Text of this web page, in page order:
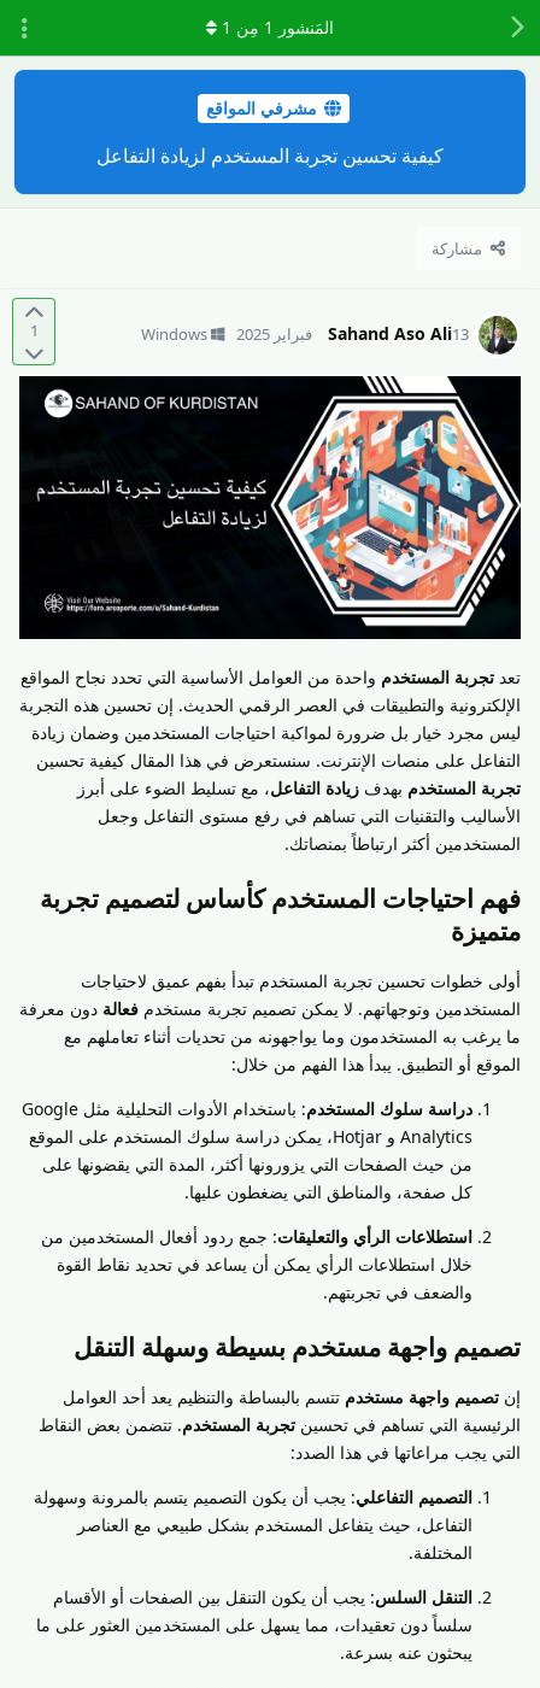
مشرفي المواقع
كيفية تحسين تجربة المستخدم لزيادة التفاعل
مشاركة
المَنشور 1 مِن 1
1 Sahand Aso Ali13 فبراير 2025 Windows
تعد تجربة المستخدم واحدة من العوامل الأساسية التي تحدد نجاح المواقع
الإلكترونية والتطبيقات في العصر الرقمي الحديث. إن تحسين هذه التجربة
ليس مجرد خيار بل ضرورة لمواكبة احتياجات المستخدمين وضمان زيادة
التفاعل على منصات الإنترنت. سنستعرض في هذا المقال كيفية تحسين
تجربة المستخدم بهدف زيادة التفاعل، مع تسليط الضوء على أبرز
الأساليب والتقنيات التي تساهم في رفع مستوى التفاعل وجعل
المستخدمين أكثر ارتباطاً بمنصاتك.
فهم احتياجات المستخدم كأساس لتصميم تجربة
متميزة
أولى خطوات تحسين تجربة المستخدم تبدأ بفهم عميق لاحتياجات
المستخدمين وتوجهاتهم. لا يمكن تصميم تجربة مستخدم فعالة دون معرفة
ما يرغب به المستخدمون وما يواجهونه من تحديات أثناء تعاملهم مع
الموقع أو التطبيق. يبدأ هذا الفهم من خلال:
دراسة سلوك المستخدم
: باستخدام الأدوات التحليلية مثل Google
Analytics و Hotjar، يمكن دراسة سلوك المستخدم على الموقع
من حيث الصفحات التي يزورونها أكثر، المدة التي يقضونها على
كل صفحة، والمناطق التي يضغطون عليها.
استطلاعات الرأي والتعليقات: جمع ردود أفعال المستخدمين من
خلال استطلاعات الرأي يمكن أن يساعد في تحديد نقاط القوة
والضعف في تجربتهم.
تصميم واجهة مستخدم بسيطة وسهلة التنقل
إن تصميم واجهة مستخدم تتسم بالبساطة والتنظيم يعد أحد العوامل
الرئيسية التي تساهم في تحسين تجربة المستخدم. تتضمن بعض النقاط
التي يجب مراعاتها في هذا الصدد:
التصميم التفاعلي: يجب أن يكون التصميم يتسم بالمرونة وسهولة
التفاعل، حيث يتفاعل المستخدم بشكل طبيعي مع العناصر
المختلفة.
التنقل السلس: يجب أن يكون التنقل بين الصفحات أو الأقسام
سلساً دون تعقيدات، مما يسهل على المستخدمين العثور على ما
يبحثون عنه بسرعة.